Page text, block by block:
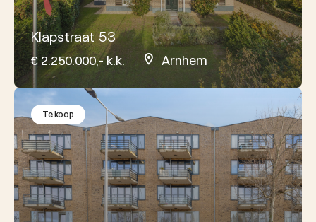
Klapstraat 53
€ 2.250.000,- k.k. Arnhem
Te koop